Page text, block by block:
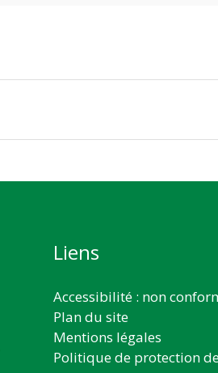
Liens
Accessibilité : non
Plan du site
Mentions légales
Politique de protection